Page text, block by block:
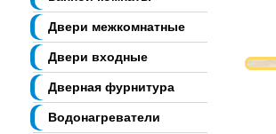
Двери межкомнатные
Двери входные
Дверная фурнитура
Водонагреватели